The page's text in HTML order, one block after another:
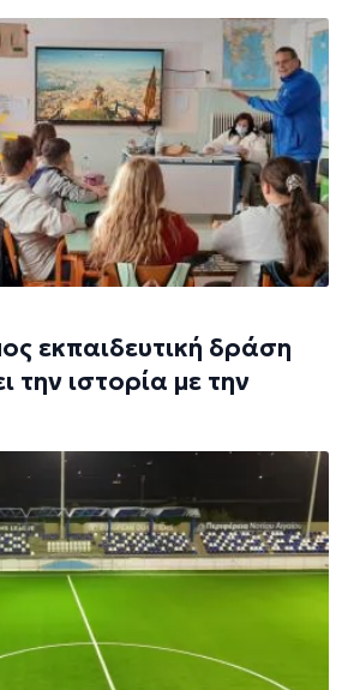
εκπαιδευτική δράση
την ιστορία με την